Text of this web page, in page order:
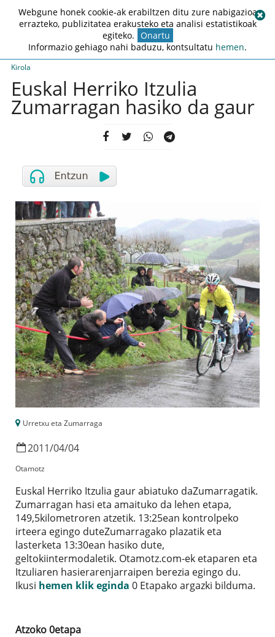
Kirola
Euskal Herriko Itzulia
Zumarragan hasiko da gaur
Urretxu eta Zumarraga
2011/04/04
Otamotz
Euskal Herriko Itzulia gaur abiatuko daZumarragatik.
Zumarragan hasi eta amaituko da lehen etapa,
149,5kilometroren atzetik. 13:25ean kontrolpeko
irteera egingo duteZumarragako plazatik eta
lasterketa 13:30ean hasiko dute,
geltokiintermodaletik. Otamotz.com-ek etaparen eta
Itzuliaren hasierarenjarraipen berezia egingo du.
Ikusi hemen klik eginda 0 Etapako argazki bilduma.
Atzoko 0etapa
Webgune honek cookie-ak erabiltzen ditu zure nabigazioa
errazteko, publizitatea erakusteko eta analisi estatistikoak
egiteko. Onartu
Informazio gehiago nahi baduzu, kontsultatu hemen.